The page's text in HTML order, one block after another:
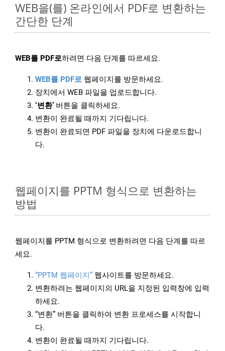
WEB을(를) 온라인에서 PDF로 변환하는
간단한 단계
WEB를 PDF로하려면 다음 단계를 따르세요.
WEB를 PDF로 웹페이지를 방문하세요.
장치에서 WEB 파일을 업로드합니다.
‘변환’ 버튼을 클릭하세요.
변환이 완료될 때까지 기다립니다.
변환이 완료되면 PDF 파일을 장치에 다운로드합니
다.
웹페이지를 PPTM 형식으로 변환하는
방법
웹페이지를 PPTM 형식으로 변환하려면 다음 단계를 따르
세요.
“PPTM 웹페이지” 웹사이트를 방문하세요.
변환하려는 웹페이지의 URL을 지정된 입력창에 입력
하세요.
“변환” 버튼을 클릭하여 변환 프로세스를 시작합니
다.
변환이 완료될 때까지 기다립니다.